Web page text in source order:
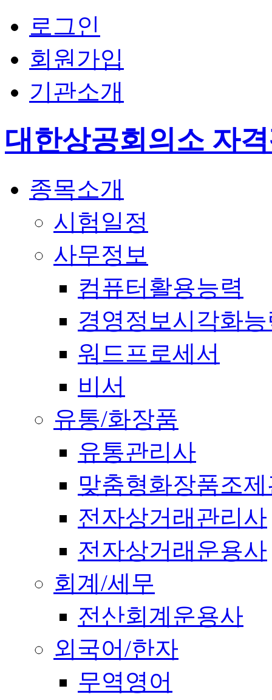
로그인
회원가입
기관소개
대한상공회의소 자
종목소개
시험일정
사무정보
컴퓨터활용능력
경영정보시각화
워드프로세서
비서
유통/화장품
유통관리사
맞춤형화장품조
전자상거래관리사
전자상거래운용사
회계/세무
전산회계운용사
외국어/한자
무역영어